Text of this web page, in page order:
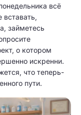
всё
займетесь
о котором
искренни.
что теперь-
пути.